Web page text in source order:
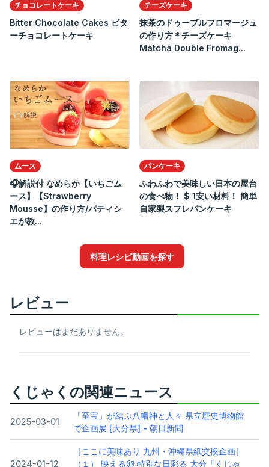
チョコレートケーキ
Bitter Chocolate Cakes ビタ
ーチョコレートケーキ
チーズケーキ
抹茶のドゥーブルフロマージュ
の作り方＊チーズケーキ
Matcha Double Fromag...
ムース
🎧解説付 なめらか【いちごム
ース】【Strawberry
Mousse】の作り方/パティシ
エが教...
パンケーキ
ふわふわで美味しい日本の屋台
の食べ物！ $ 1安い材料！ 簡単
自家製スフレパンケーキ
料理レシピ動画を探す
レビュー
レビューはまだありません。
くじゃくの関連ニュース
2025-03-01
「至宝」が結ぶ八幡神と人々 県立歴史博物館
で企画展 [大分県] - 朝日新聞
2024-01-12
［ここに美味あり 九州・沖縄県紙交換企画］
（１） 映える卵 特別な日彩る 大分「くじゃ